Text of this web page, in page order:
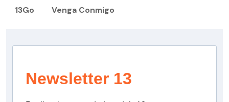
13Go Venga Conmigo
Newsletter 13